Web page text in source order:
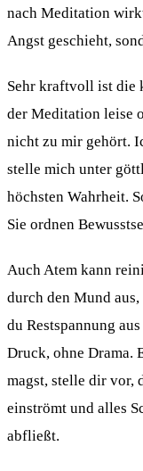
nach Meditation
Angst geschieht,
Sehr kraftvoll ist die
der Meditation leise
nicht zu mir gehört.
stelle mich unter
höchsten Wahrheit.
Sie ordnen
Auch Atem kann
durch den Mund
du Restspannung
Druck, ohne Drama.
magst, stelle dir vor,
einströmt und alles
abfließt.